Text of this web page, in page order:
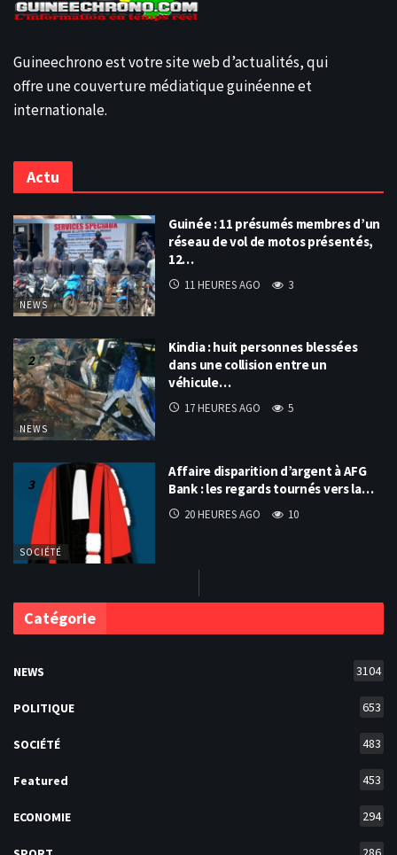
Guineechrono est votre site web d’actualités, qui
offre une couverture médiatique guinéenne et
internationale.
Actu
NEWS
Guinée : 11 présumés membres d’un
réseau de vol de motos présentés,
12…
11 HEURES AGO 3
NEWS
Kindia : huit personnes blessées
dans une collision entre un
véhicule…
17 HEURES AGO 5
SOCIÉTÉ
Affaire disparition d’argent à AFG
Bank : les regards tournés vers la…
20 HEURES AGO 10
Catégorie
NEWS 3104
POLITIQUE 653
SOCIÉTÉ 483
Featured 453
ECONOMIE 294